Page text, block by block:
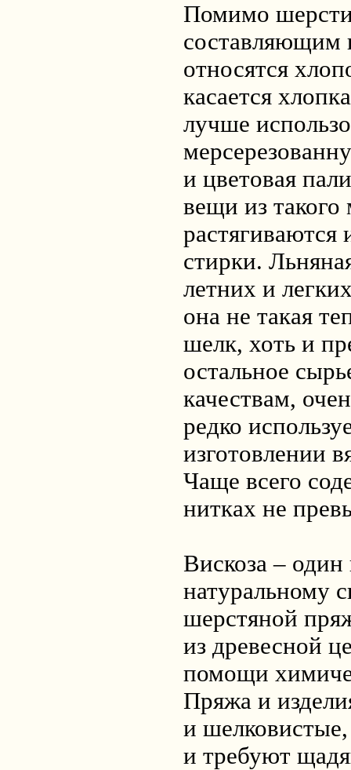
Помимо
составляющим
относятся
касается
лучше
и цветовая
вещи из
растягиваются
стирки.
летних и
она не такая
шелк, хоть и
остальное
качествам,
редко
изготовлении
Чаще всего
нитках не
Вискоза –
натуральному
шерстяной
из древесной
помощи
Пряжа и
и шелковистые,
и требуют